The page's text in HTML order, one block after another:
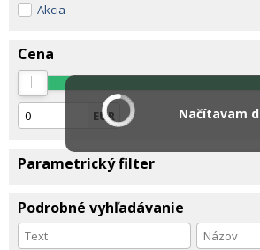
Akcia
Cena
EUR
Parametrický filter
Podrobné vyhľadávanie
Načítavam